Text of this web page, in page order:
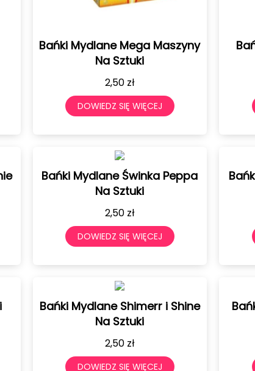
Bańki Mydlane Mega Maszyny
Na Sztuki
2,50 zł
DOWIEDZ SIĘ WIĘCEJ
Bańki Mydlane Świnka Peppa
Na Sztuki
2,50 zł
DOWIEDZ SIĘ WIĘCEJ
Bańki Mydlane Shimerr i Shine
Na Sztuki
2,50 zł
DOWIEDZ SIĘ WIĘCEJ